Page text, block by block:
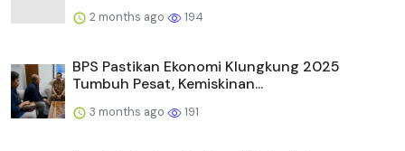
2 months ago 194
BPS Pastikan Ekonomi Klungkung 2025
Tumbuh Pesat, Kemiskinan...
3 months ago 191